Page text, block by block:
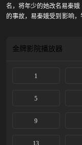
名，将年少的她改名易秦
的事故，易秦娥受到影响，
功。历经波折，她终于明
金牌影院播放器
1
5
9
13